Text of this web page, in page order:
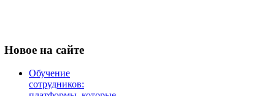
Новое на сайте
Обучение
сотрудников: